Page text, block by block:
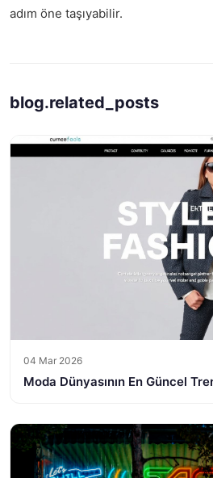
adım öne taşıyabilir.
blog.related_posts
04 Mar 2026
Moda Dünyasının En Güncel